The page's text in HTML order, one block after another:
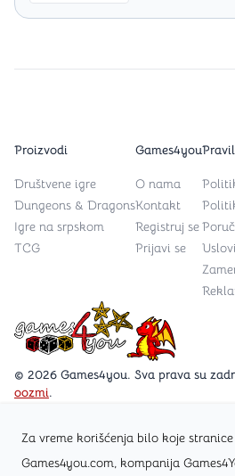
Za vreme korišćenja bilo koje
Games4you.com, kompanija
Games4you logo
© 2026 Games4you. Sva prava su
oozmi.
Posetite Facebook stranicu /
Proizvodi
Društvene igre
Dungeons & Dragons
Igre na srpskom
TCG
Games4you
O nama
Kontakt
Registruj se
Prijavi se